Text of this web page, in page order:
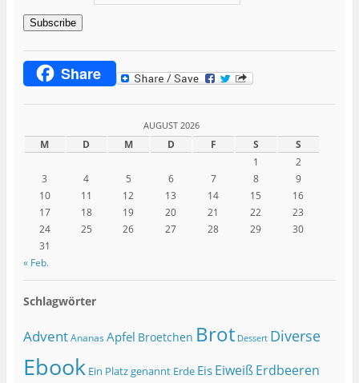
Subscribe
Share
AUGUST 2026
M D M D F S
S
1
2
3
4 5 6 7 8
9
10
11 12 13 14 15
16
17
18 19 20 21 22
23
24
25 26 27 28 29
30
31
« Feb.
Schlagwörter
Advent Ananas Apfel Broetchen Brot Dessert Diverse
Ebook Ein Platz genannt Erde Eis Eiweiß Erdbeeren